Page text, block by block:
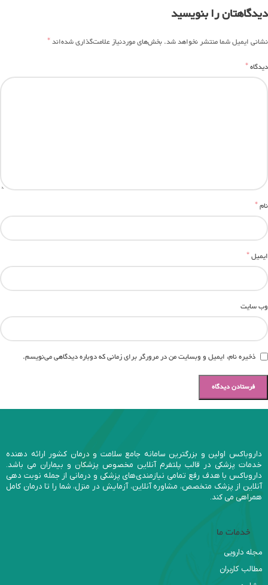
دیدگاهتان را بنویسید
نشانی ایمیل شما منتشر نخواهد شد.بخش‌های موردنیاز علامت‌گذاری شده‌اند*
دیدگاه*
نام*
ایمیل*
وب‌ سایت
ذخیره نام، ایمیل و وبسایت من در مرورگر برای زمانی که دوباره دیدگاهی می‌نویسم.
داروباکس اولین و بزرگترین سامانه جامع سلامت و درمان کشور ارائه دهنده
خدمات پزشکی در قالب پلتفرم آنلاین مخصوص پزشکان و بیماران می باشد.
داروباکس با هدف رفع تمامی نیازمندی‌های پزشکی و درمانی از جمله نوبت دهی
آنلاین از پزشک متخصص، مشاوره آنلاین، آزمایش در منزل، شما را تا درمان کامل
همراهی می کند.
خدمات ما
مجله دارویی
مطالب کاربران